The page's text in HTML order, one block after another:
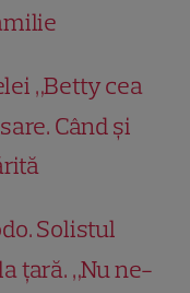
„Betty cea
Când și
Solistul
țară. „Nu ne-